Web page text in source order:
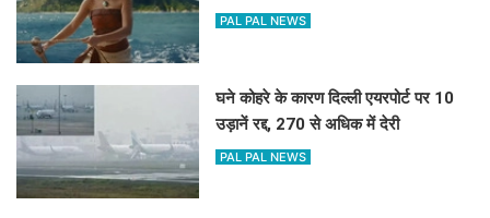
PAL PAL NEWS
घने कोहरे के कारण दिल्ली एयरपोर्ट पर 10
उड़ानें रद्द, 270 से अधिक में देरी
PAL PAL NEWS